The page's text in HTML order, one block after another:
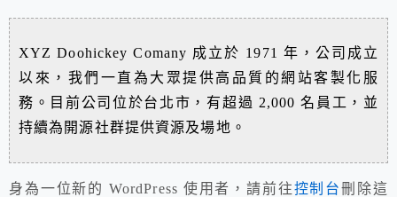
XYZ Doohickey Comany 成立於 1971 年，公司成立
以來，我們一直為大眾提供高品質的網站客製化服
務。目前公司位於台北市，有超過 2,000 名員工，並
持續為開源社群提供資源及場地。
身為一位新的 WordPress 使用者，請前往控制台刪除這